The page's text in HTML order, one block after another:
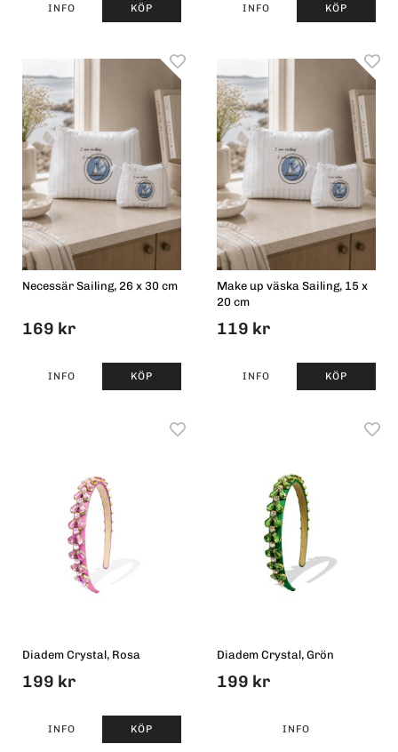
INFO KÖP INFO KÖP
Necessär Sailing, 26 x 30 cm
169 kr
INFO KÖP
Make up väska Sailing, 15 x
20 cm
119 kr
INFO KÖP
Diadem Crystal, Rosa
199 kr
INFO KÖP
Diadem Crystal, Grön
199 kr
INFO